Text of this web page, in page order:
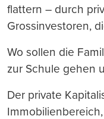
flattern – durch
Grossinvestoren,
Wo sollen die
zur Schule gehen
Der private